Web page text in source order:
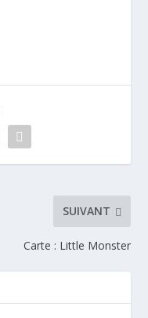
SUIVANT
Carte : Little Monster